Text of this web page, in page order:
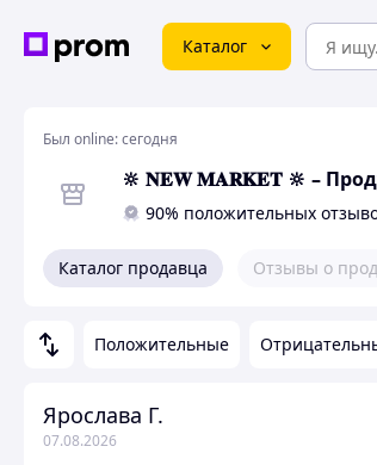
Каталог
Был online:сегодня
🔆 𝐍𝐄𝐖 𝐌𝐀𝐑𝐊𝐄𝐓 🔆 –
90% положительных
Каталог продавца Отзывы о
Положительные
Ярослава Г.
07.08.2026